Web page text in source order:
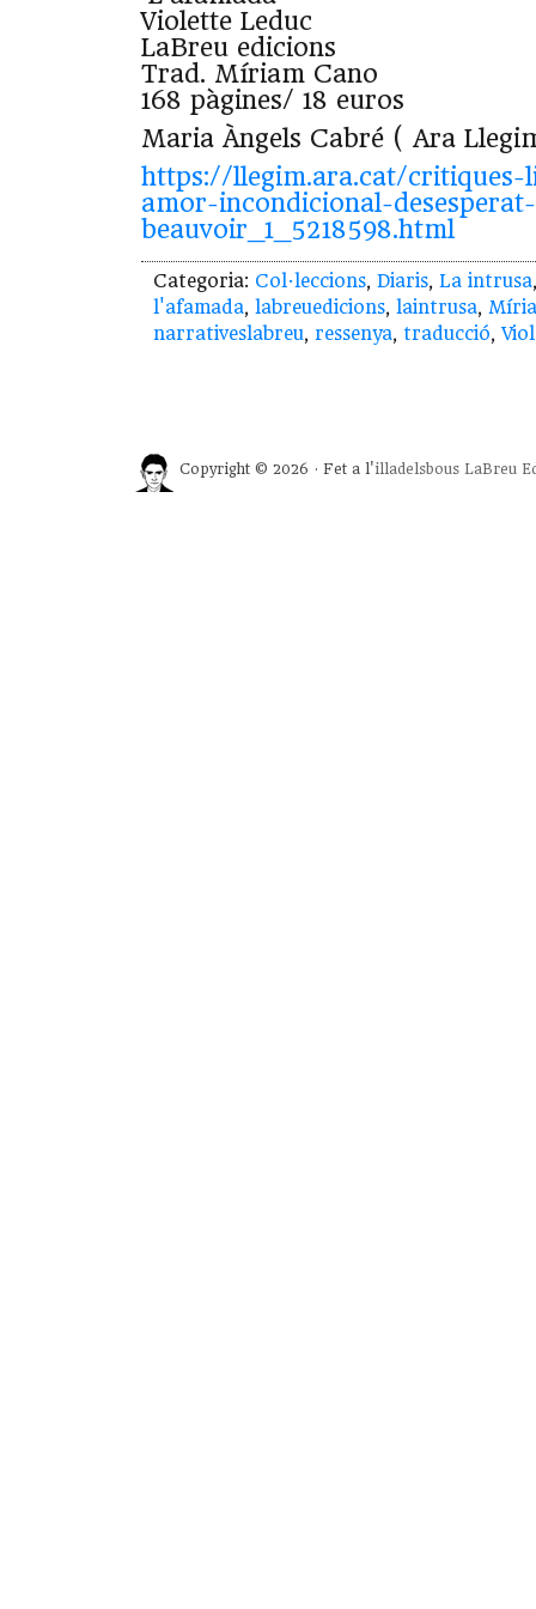
Violette Leduc
LaBreu edicions
Trad. Míriam Cano
168 pàgines/ 18 euros
Maria Àngels Cabré ( Ara
https://llegim.ara.cat/
amor-incondicional-
beauvoir_1_5218598.html
Categoria: Col·leccions, Diaris, La intrusa
l'afamada, labreuedicions, laintrusa,
narrativeslabreu, ressenya, traducció,
Copyright © 2026 · Fet a l'illadelsbous LaBreu